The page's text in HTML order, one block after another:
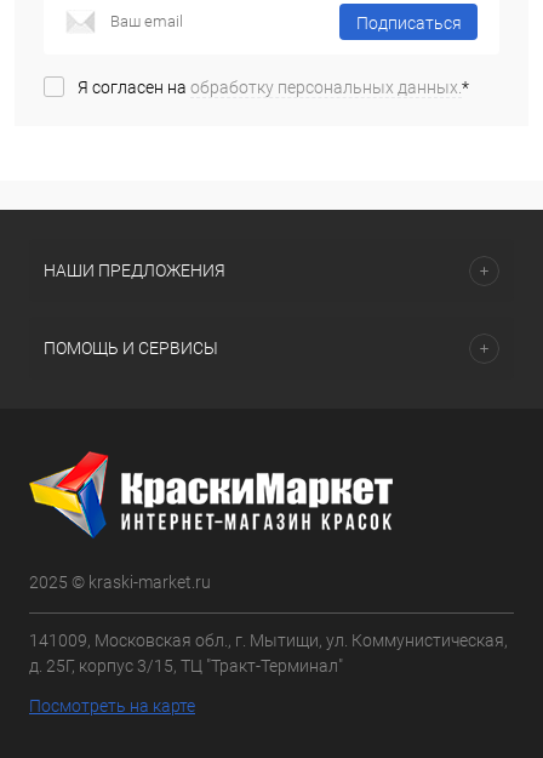
Подписаться
Я согласен на обработку персональных данных.*
НАШИ ПРЕДЛОЖЕНИЯ
ПОМОЩЬ И СЕРВИСЫ
2025 © kraski-market.ru
141009, Московская обл., г. Мытищи, ул. Коммунистическая,
д. 25Г, корпус 3/15, ТЦ "Тракт-Терминал"
Посмотреть на карте